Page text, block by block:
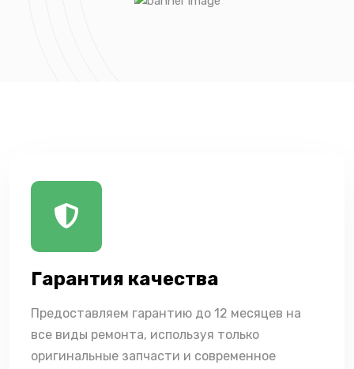
Гарантия качества
Предоставляем гарантию до 12 месяцев на
все виды ремонта, используя только
оригинальные запчасти и современное